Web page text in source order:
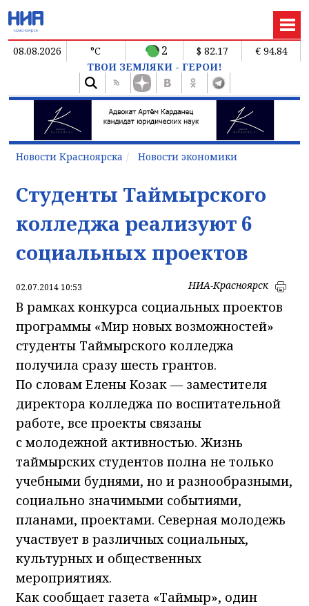
08.08.2026 °C 2 $ 82.17
€ 94.84
ТВОИ ЗЕМЛЯКИ - ГЕРОИ!
Новости Красноярска Новости экономики
Студенты Таймырского
колледжа реализуют 6
социальных проектов
02.07.2014 10:53 НИА-Красноярск
В рамках конкурса социальных проектов
программы «Мир новых возможностей»
студенты Таймырского колледжа
получила сразу шесть грантов.
По словам Елены Козак — заместителя
директора колледжа по воспитательной
работе, все проекты связаны
с молодежной активностью. Жизнь
таймырских студентов полна не только
учебными буднями, но и разнообразными,
социально значимыми событиями,
планами, проектами. Северная молодежь
участвует в различных социальных,
культурных и общественных
мероприятиях.
Как сообщает газета «Таймыр», один